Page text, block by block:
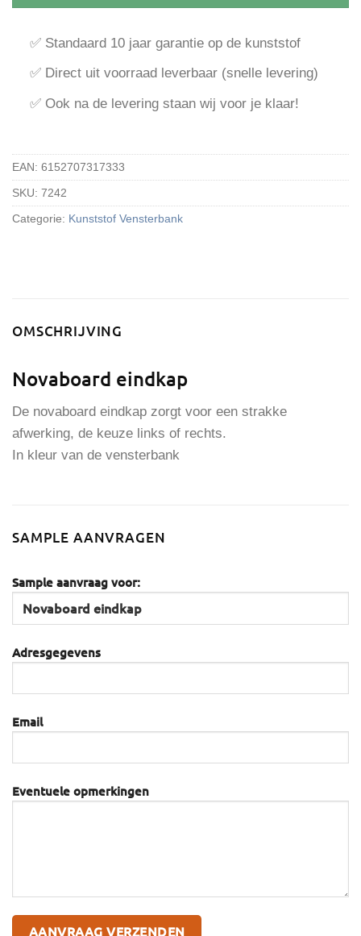
✅ Standaard 10 jaar garantie op de kunststof
✅ Direct uit voorraad leverbaar (snelle levering)
✅ Ook na de levering staan wij voor je klaar!
EAN: 6152707317333
SKU: 7242
Categorie: Kunststof Vensterbank
OMSCHRIJVING
Novaboard eindkap
De novaboard eindkap zorgt voor een strakke
afwerking, de keuze links of rechts.
In kleur van de vensterbank
SAMPLE AANVRAGEN
Sample aanvraag voor:
Adresgegevens
Email
Eventuele opmerkingen